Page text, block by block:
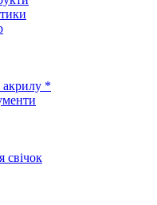
акрилу *
свічок